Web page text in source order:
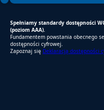
Spełniamy standardy dostępności
(poziom AAA).
Fundamentem powstania obecnego
dostępności cyfrowej.
Zapoznaj się Deklaracją dostępności